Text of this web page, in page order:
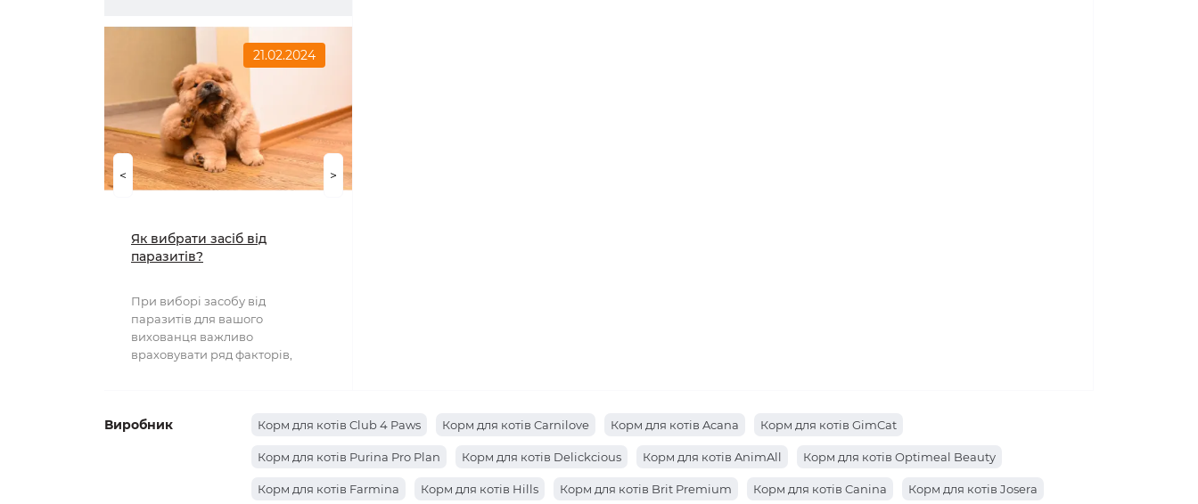
21.02.2024
Як вибрати засіб від
паразитів?
При виборі засобу від
паразитів для вашого
вихованця важливо
враховувати ряд факторів,
< >
Виробник Корм для котів Club 4 Paws Корм для котів Carnilove Корм для котів Acana Корм для котів GimCat
Корм для котів Purina Pro Plan Корм для котів Delickcious Корм для котів AnimAll Корм для котів Optimeal Beauty
Корм для котів Farmina Корм для котів Hills Корм для котів Brit Premium Корм для котів Canina Корм для котів Josera